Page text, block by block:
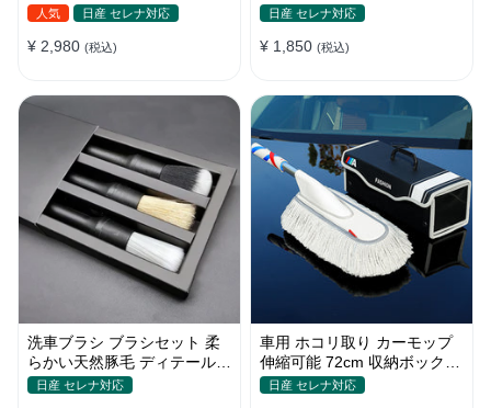
2本 替えヘッド2個 アダプタ
シュボード
人気 日産 セレナ対応
¥ 2,980 (税込)
かい豚毛 ディテールブラシ
日産 セレナ対応
¥ 1,850 (税込)
洗車ブラシ ブラシセット 柔
らかい天然豚毛 ディテールブ
ラシ 隙間ブラシ 筆タイプ
日産 セレナ対応
車用 ホコリ取り カーモップ
伸縮可能 72cm 収納ボックス
付き 軽量・コンパクト
日産 セレナ対応